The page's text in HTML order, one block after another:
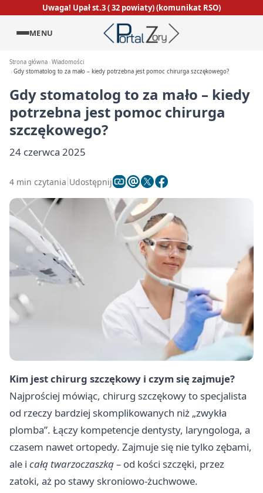
Uwaga! Upał st.3 ( 32 powiaty) (komunikat RSO)
MENU
Strona główna Wiadomości
Gdy stomatolog to za mało – kiedy potrzebna jest pomoc chirurga szczękowego?
Gdy stomatolog to za mało – kiedy
potrzebna jest pomoc chirurga
szczękowego?
24 czerwca 2025
4 min czytania Udostępnij
Kim jest chirurg szczękowy i czym się zajmuje?
Najprościej mówiąc, chirurg szczękowyto specjalista
od rzeczy bardziej skomplikowanych niż „zwykła
plomba”. Łączy kompetencje dentysty, laryngologa, a
czasem nawet ortopedy. Zajmuje się nie tylko zębami,
ale i całą twarzoczaszką– od kości szczęki, przez
zatoki, aż po stawy skroniowo-żuchwowe.